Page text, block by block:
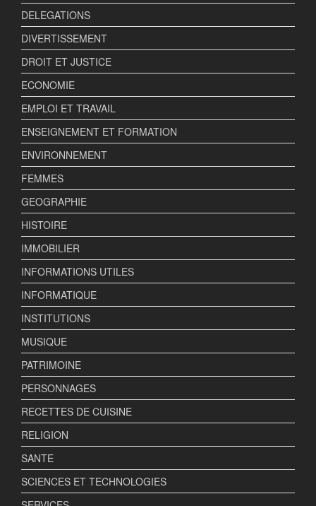
DELEGATIONS
DIVERTISSEMENT
DROIT ET JUSTICE
ECONOMIE
EMPLOI ET TRAVAIL
ENSEIGNEMENT ET FORMATION
ENVIRONNEMENT
FEMMES
GEOGRAPHIE
HISTOIRE
IMMOBILIER
INFORMATIONS UTILES
INFORMATIQUE
INSTITUTIONS
MUSIQUE
PATRIMOINE
PERSONNAGES
RECETTES DE CUISINE
RELIGION
SANTE
SCIENCES ET TECHNOLOGIES